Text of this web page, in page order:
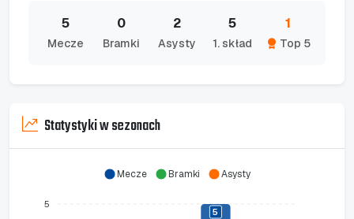
5
Mecze
0
Bramki
2
Asysty
5
1. skład
1
Top 5
Statystyki w sezonach
5
5
Mecze Bramki Asysty